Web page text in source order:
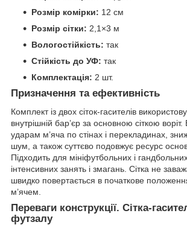
Розмір комірки: 12 см
Розмір сітки: 2,1×3 м
Вологостійкість: так
Стійкість до УФ: так
Комплектація: 2 шт.
Призначення та ефективність
Комплект із двох сіток-гасителів
внутрішній бар’єр за основною сіткою воріт.
ударам м’яча по стінах і перекладинах,
шум, а також суттєво подовжує ресурс
Підходить для мініфутбольних і
інтенсивних занять і змагань. Сітка не
швидко повертається в початкове
м’ячем.
Переваги конструкції. Сітка-
футзалу